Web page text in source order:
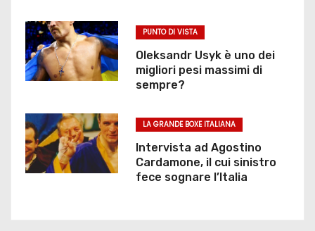
PUNTO DI VISTA
Oleksandr Usyk è uno dei
migliori pesi massimi di
sempre?
LA GRANDE BOXE ITALIANA
Intervista ad Agostino
Cardamone, il cui sinistro
fece sognare l’Italia